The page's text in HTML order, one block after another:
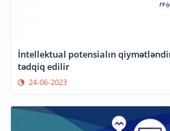
İntellektual potensialın
tədqiq edilir
24-06-2023